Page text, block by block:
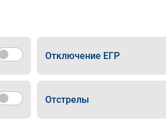
Отключение ЕГР
Отстрелы